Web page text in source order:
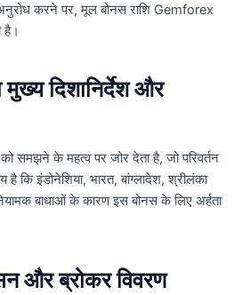
करने पर, मूल बोनस राशि Gemforex
है।
दिशानिर्देश और
समझने के महत्व पर जोर देता है, जो परिवर्तन
कि इंडोनेशिया, भारत, बांग्लादेश, श्रीलंका
बाधाओं के कारण इस बोनस के लिए अर्हता
और ब्रोकर विवरण